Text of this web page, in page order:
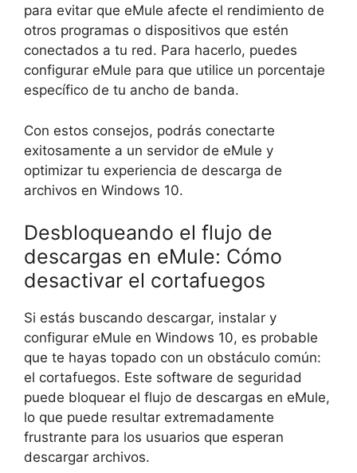
para evitar que eMule afecte el rendimiento de
otros programas o dispositivos que estén
conectados a tu red. Para hacerlo, puedes
configurar eMule para que utilice un porcentaje
específico de tu ancho de banda.
Con estos consejos, podrás conectarte
exitosamente a un servidor de eMule y
optimizar tu experiencia de descarga de
archivos en Windows 10.
Desbloqueando el flujo de
descargas en eMule: Cómo
desactivar el cortafuegos
Si estás buscando descargar, instalar y
configurar eMule en Windows 10, es probable
que te hayas topado con un obstáculo común:
el cortafuegos. Este software de seguridad
puede bloquear el flujo de descargas en eMule,
lo que puede resultar extremadamente
frustrante para los usuarios que esperan
descargar archivos.